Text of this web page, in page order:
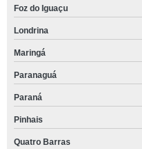
Foz do Iguaçu
Londrina
Maringá
Paranaguá
Paraná
Pinhais
Quatro Barras